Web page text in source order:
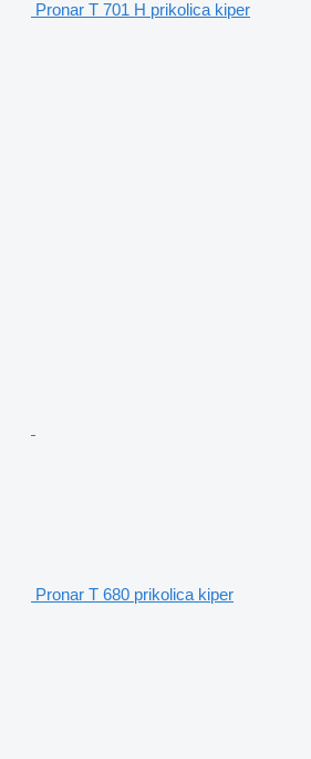
Pronar T 701 H prikolica kiper
Pronar T 680 prikolica kiper